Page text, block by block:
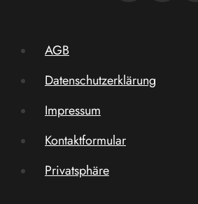
AGB
Datenschutzerklärung
Impressum
Kontaktformular
Privatsphäre